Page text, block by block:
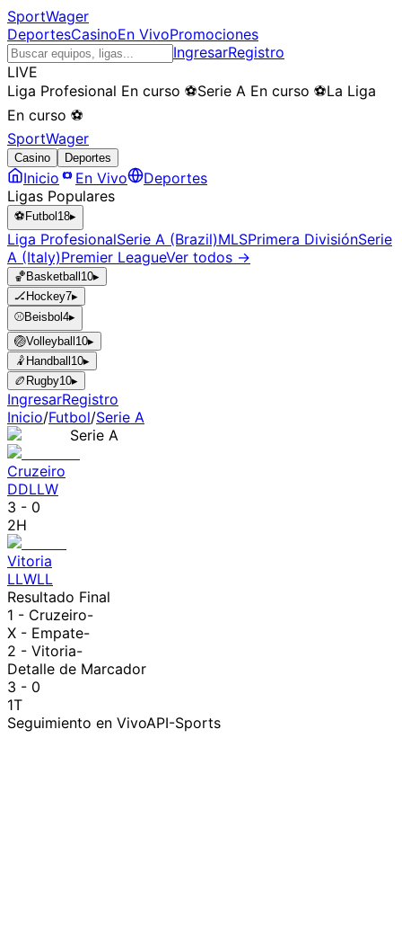
SportWager
DeportesCasinoEn VivoPromociones
IngresarRegistro
LIVE
Liga Profesional En curso ⚽Serie A En curso ⚽La Liga
En curso ⚽
SportWager
Casino Deportes
Inicio En Vivo
Deportes
Ligas Populares
⚽ Futbol 18▸
Liga ProfesionalSerie A (Brazil)MLSPrimera DivisiónSerie
A (Italy)Premier LeagueVer todos →
🏀 Basketball 10▸
🏒 Hockey7▸
⚾Beisbol 4▸
🏐Volleyball 10▸
🤾 Handball 10▸
🏉 Rugby10▸
IngresarRegistro
Inicio/Futbol/Serie A
Serie A
Cruzeiro
DDLLW
3 - 0
2H
Vitoria
LLWLL
Resultado Final
1 - Cruzeiro-
X - Empate-
2 - Vitoria-
Detalle de Marcador
3 - 0
1T
Seguimiento en VivoAPI-Sports